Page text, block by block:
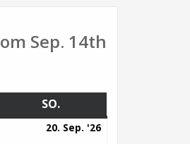
Sep. 14th
SO.SONNTAG
20. Sep. '26